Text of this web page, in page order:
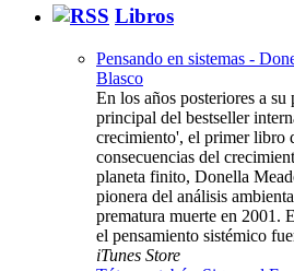
Libros
Pensando en sistemas -
Blasco
En los años posteriores a su
principal del bestseller
crecimiento', el primer libro
consecuencias del
planeta finito, Donella
pionera del análisis
prematura muerte en 2001.
el pensamiento sistémico
iTunes Store